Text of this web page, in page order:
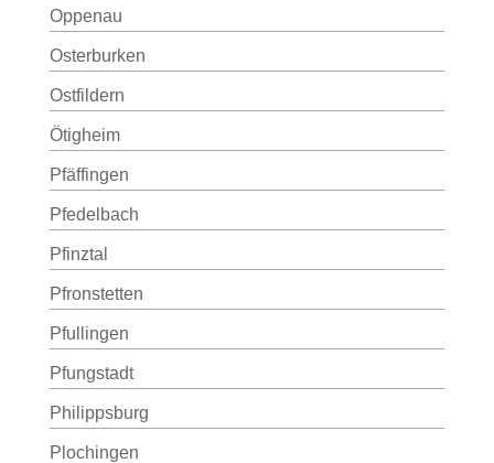
Oppenau
Osterburken
Ostfildern
Ötigheim
Pfäffingen
Pfedelbach
Pfinztal
Pfronstetten
Pfullingen
Pfungstadt
Philippsburg
Plochingen